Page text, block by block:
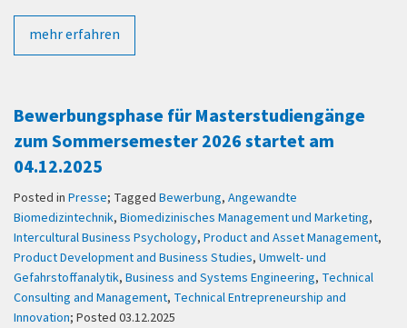
mehr erfahren
Bewerbungsphase für Masterstudiengänge
zum Sommersemester 2026 startet am
04.12.2025
Posted in Presse; Tagged Bewerbung, Angewandte
Biomedizintechnik, Biomedizinisches Management und Marketing,
Intercultural Business Psychology, Product and Asset Management,
Product Development and Business Studies, Umwelt- und
Gefahrstoffanalytik, Business and Systems Engineering, Technical
Consulting and Management, Technical Entrepreneurship and
Innovation; Posted 03.12.2025